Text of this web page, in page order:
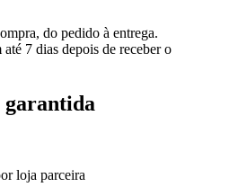
do pedido à entrega.
até 7 dias depois de receber o
garantida
loja parceira